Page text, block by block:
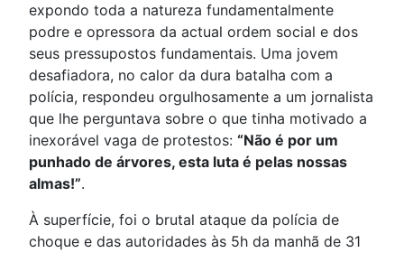
expondo toda a natureza fundamentalmente
podre e opressora da actual ordem social e dos
seus pressupostos fundamentais. Uma jovem
desafiadora, no calor da dura batalha com a
polícia, respondeu orgulhosamente a um jornalista
que lhe perguntava sobre o que tinha motivado a
inexorável vaga de protestos: “Não é por um
punhado de árvores, esta luta é pelas nossas
almas!”.
À superfície, foi o brutal ataque da polícia de
choque e das autoridades às 5h da manhã de 31